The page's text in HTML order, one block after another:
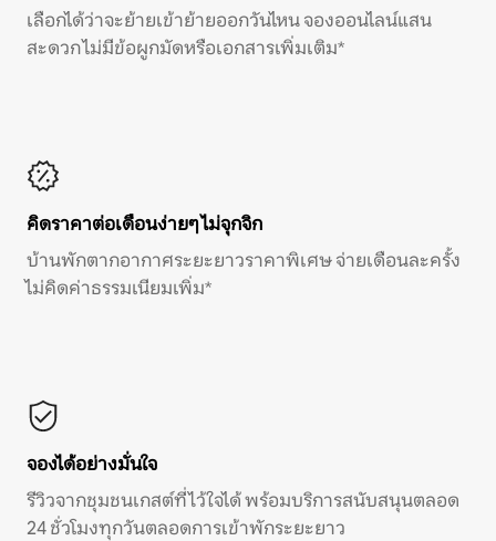
เลือกได้ว่าจะย้ายเข้าย้ายออกวันไหน จองออนไลน์แสน
สะดวก ไม่มีข้อผูกมัดหรือเอกสารเพิ่มเติม*
คิดราคาต่อเดือนง่ายๆ ไม่จุกจิก
บ้านพักตากอากาศระยะยาวราคาพิเศษ จ่ายเดือนละครั้ง
ไม่คิดค่าธรรมเนียมเพิ่ม*
จองได้อย่างมั่นใจ
รีวิวจากชุมชนเกสต์ที่ไว้ใจได้ พร้อมบริการสนับสนุนตลอด
24 ชั่วโมงทุกวันตลอดการเข้าพักระยะยาว